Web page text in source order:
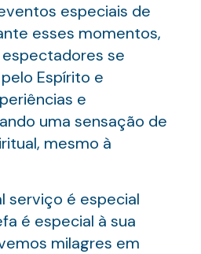
especiais de
esses momentos,
se
Espírito e
e
uma sensação de
mesmo à
serviço é especial
é especial à sua
milagres em